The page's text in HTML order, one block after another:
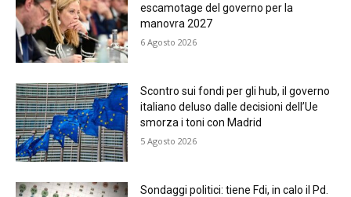
escamotage del governo per la
manovra 2027
6 Agosto 2026
Scontro sui fondi per gli hub, il governo
italiano deluso dalle decisioni dell’Ue
smorza i toni con Madrid
5 Agosto 2026
Sondaggi politici: tiene Fdi, in calo il Pd.